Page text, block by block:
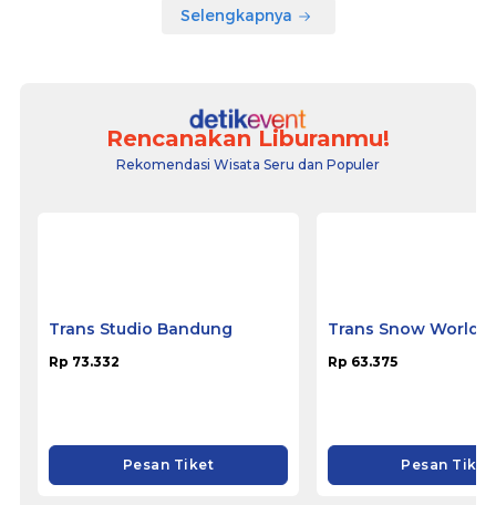
Selengkapnya
Rencanakan Liburanmu!
Rekomendasi Wisata Seru dan Populer
Pesan Tiket Pesan Tiket